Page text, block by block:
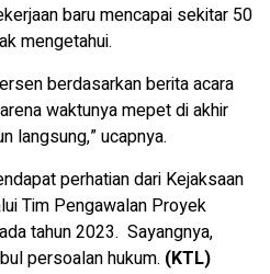
baru mencapai sekitar 50
mengetahui.
berdasarkan berita acara
waktunya mepet di akhir
langsung,” ucapnya.
perhatian dari Kejaksaan
Tim Pengawalan Proyek
tahun 2023. Sayangnya,
persoalan hukum. (KTL)